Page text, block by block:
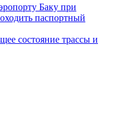
Баку при
паспортный
состояние трассы и